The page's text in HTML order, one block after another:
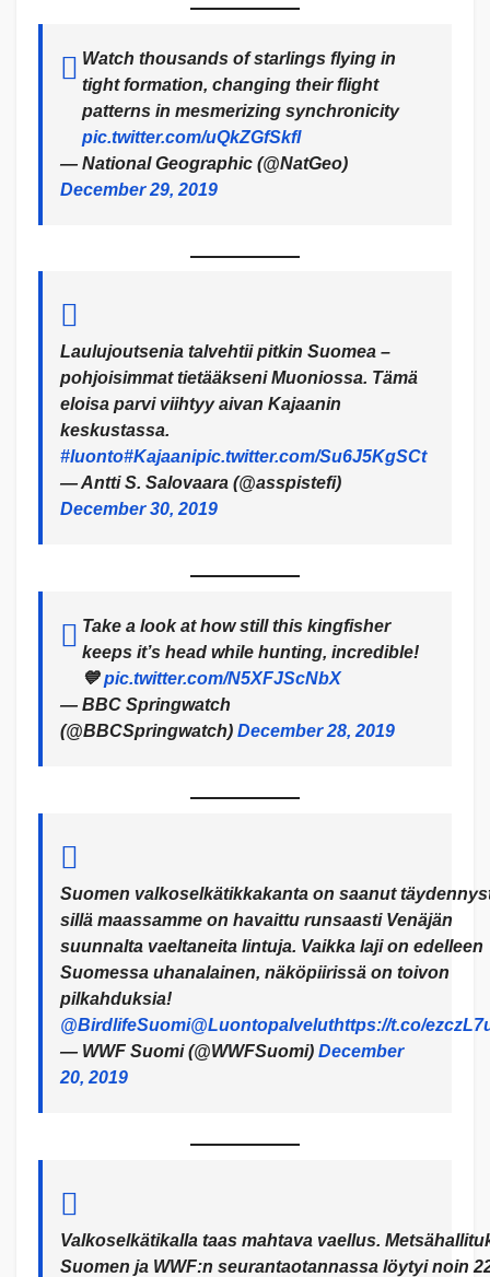
Watch thousands of starlings flying in
tight formation, changing their flight
patterns in mesmerizing synchronicity
pic.twitter.com/uQkZGfSkfl
— National Geographic (@NatGeo)
December 29, 2019
Laulujoutsenia talvehtii pitkin Suomea –
pohjoisimmat tietääkseni Muoniossa. Tämä
eloisa parvi viihtyy aivan Kajaanin
keskustassa.
#luonto#Kajaanipic.twitter.com/Su6J5KgSCt
— Antti S. Salovaara (@asspistefi)
December 30, 2019
Take a look at how still this kingfisher
keeps it’s head while hunting, incredible!
💙pic.twitter.com/N5XFJScNbX
— BBC Springwatch
(@BBCSpringwatch) December 28, 2019
Suomen valkoselkätikkakanta on saanut
sillä maassamme on havaittu runsaasti Venäjän
suunnalta vaeltaneita lintuja. Vaikka laji on edelleen
Suomessa uhanalainen, näköpiirissä on toivon
pilkahduksia!
@BirdlifeSuomi@Luontopalveluthttps://t.co/
— WWF Suomi (@WWFSuomi) December
20, 2019
Valkoselkätikalla taas mahtava vaellus.
Suomen ja WWF:n seurantaotannassa löytyi noin